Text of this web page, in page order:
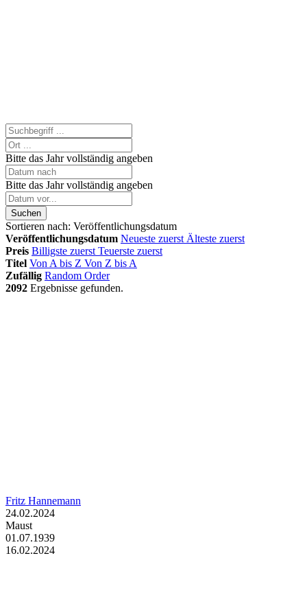
Bitte das Jahr vollständig angeben
Bitte das Jahr vollständig angeben
Suchen
Sortieren nach: Veröffentlichungsdatum
Veröffentlichungsdatum Neueste zuerst Älteste zuerst
Preis Billigste zuerst Teuerste zuerst
Titel Von A bis Z Von Z bis A
Zufällig Random Order
2092 Ergebnisse gefunden.
Fritz Hannemann
24.02.2024
Maust
01.07.1939
16.02.2024